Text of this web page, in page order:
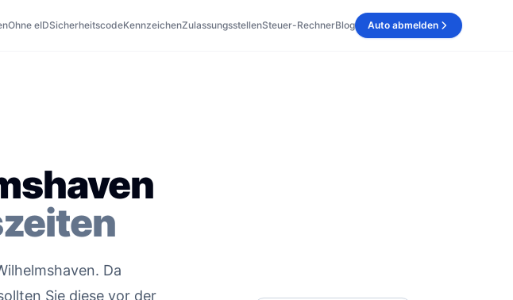
Ohne eIDSicherheitscodeKennzeichenZulassungsstellenSteuer-RechnerBlog Auto abmelden
Da
Sie diese vor der